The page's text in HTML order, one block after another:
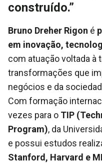
construído.”
Bruno Dreher Rigon é
em inovação,
com atuação voltada à
transformações que
negócios e da
Com formação
vezes para o TIP
Program), da
e possui estudos
Stanford, Harvard e